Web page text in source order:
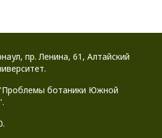
пр. Ленина, 61, Алтайский
ботаники Южной